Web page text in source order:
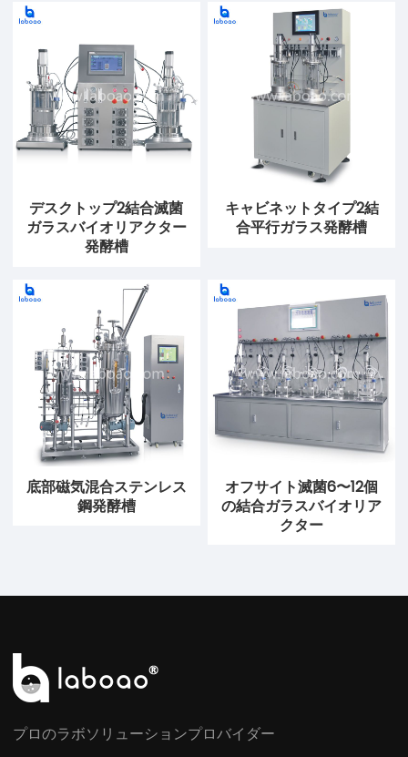
デスクトップ2結合滅菌
ガラスバイオリアクター
発酵槽
キャビネットタイプ2結
合平行ガラス発酵槽
底部磁気混合ステンレス
鋼発酵槽
オフサイト滅菌6〜12個
の結合ガラスバイオリア
クター
プロのラボソリューションプロバイダー